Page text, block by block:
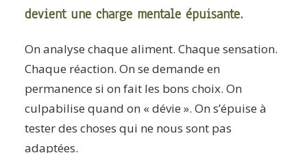
devient une charge mentale épuisante.
On analyse chaque aliment. Chaque sensation.
Chaque réaction. On se demande en
permanence si on fait les bons choix. On
culpabilise quand on « dévie ». On s’épuise à
tester des choses qui ne nous sont pas
adaptées.